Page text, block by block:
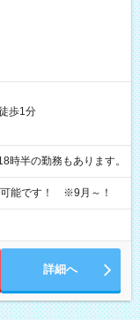
歩1分
半の勤務もあります。
能です！ ※9月～！
詳細へ